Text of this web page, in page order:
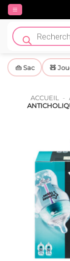
Passer
contenu
Recherche
de
produits
👜 Sac 🧸
ACCUEIL -